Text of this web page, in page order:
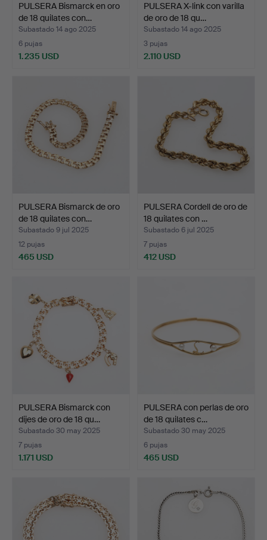
PULSERA Bismarck en oro
de 18 quilates con…
Subastado 14 ago 2025
6 pujas
1.235 USD
PULSERA X-link con varilla
de oro de 18 qu…
Subastado 14 ago 2025
3 pujas
2.110 USD
PULSERA Bismarck de oro
de 18 quilates con…
Subastado 9 jul 2025
12 pujas
465 USD
PULSERA Cordell de oro de
18 quilates con …
Subastado 6 jul 2025
7 pujas
412 USD
PULSERA Bismarck con
dijes de oro de 18 qu…
Subastado 30 may 2025
7 pujas
1.171 USD
PULSERA con perlas de oro
de 18 quilates c…
Subastado 30 may 2025
6 pujas
465 USD